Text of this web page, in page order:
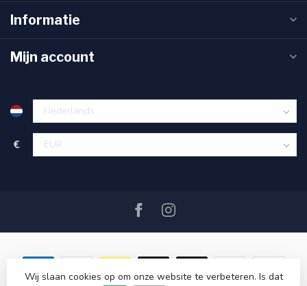
Informatie
Mijn account
€
Wij slaan cookies op om onze website te verbeteren. Is dat